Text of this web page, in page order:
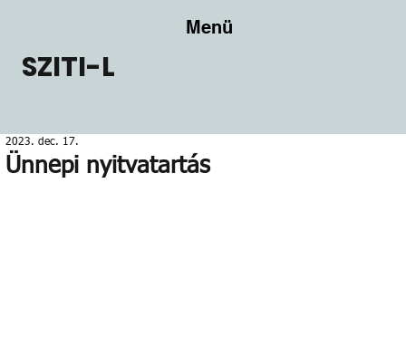
SZITI-L
Menü
Ünnepi nyitvatartás
2023. dec. 17.